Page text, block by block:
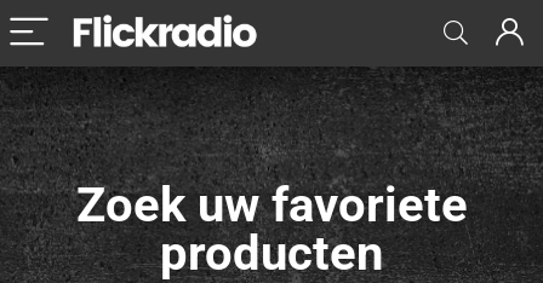
Zoek uw favoriete
producten